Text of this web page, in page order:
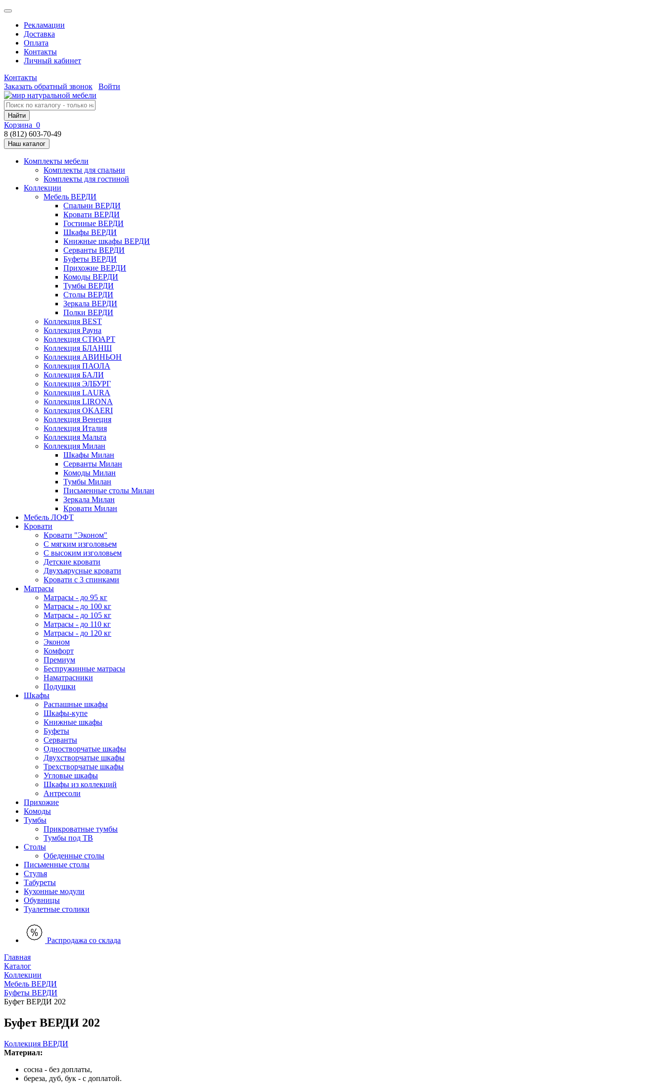
Рекламации
Доставка
Оплата
Контакты
Личный кабинет
Контакты
Заказать обратный звонок
Войти
Найти
Корзина 0
8 (812) 603-70-49
Наш каталог
Комплекты мебели
Комплекты для спальни
Комплекты для гостиной
Коллекции
Мебель ВЕРДИ
Спальни ВЕРДИ
Кровати ВЕРДИ
Гостиные ВЕРДИ
Шкафы ВЕРДИ
Книжные шкафы ВЕРДИ
Серванты ВЕРДИ
Буфеты ВЕРДИ
Прихожие ВЕРДИ
Комоды ВЕРДИ
Тумбы ВЕРДИ
Столы ВЕРДИ
Зеркала ВЕРДИ
Полки ВЕРДИ
Коллекция BEST
Коллекция Рауна
Коллекция СТЮАРТ
Коллекция БЛАНШ
Коллекция АВИНЬОН
Коллекция ПАОЛА
Коллекция БАЛИ
Коллекция ЭЛБУРГ
Коллекция LAURA
Коллекция LIRONA
Коллекция OKAERI
Коллекция Венеция
Коллекция Италия
Коллекция Мальта
Коллекция Милан
Шкафы Милан
Серванты Милан
Комоды Милан
Тумбы Милан
Письменные столы Милан
Зеркала Милан
Кровати Милан
Мебель ЛОФТ
Кровати
Кровати "Эконом"
С мягким изголовьем
С высоким изголовьем
Детские кровати
Двухъярусные кровати
Кровати с 3 спинками
Матрасы
Матрасы - до 95 кг
Матрасы - до 100 кг
Матрасы - до 105 кг
Матрасы - до 110 кг
Матрасы - до 120 кг
Эконом
Комфорт
Премиум
Беспружинные матрасы
Наматрасники
Подушки
Шкафы
Распашные шкафы
Шкафы-купе
Книжные шкафы
Буфеты
Серванты
Одностворчатые шкафы
Двухстворчатые шкафы
Трехстворчатые шкафы
Угловые шкафы
Шкафы из коллекций
Антресоли
Прихожие
Комоды
Тумбы
Прикроватные тумбы
Тумбы под ТВ
Столы
Обеденные столы
Письменные столы
Стулья
Табуреты
Кухонные модули
Обувницы
Туалетные столики
Распродажа со склада
Главная
Каталог
Коллекции
Мебель ВЕРДИ
Буфеты ВЕРДИ
Буфет ВЕРДИ 202
Буфет ВЕРДИ 202
Коллекция ВЕРДИ
Материал:
сосна - без доплаты,
береза, дуб, бук - с доплатой.